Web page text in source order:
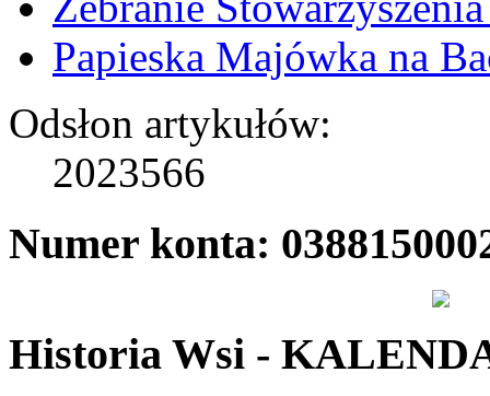
Papieska Majówka na
Odsłon artykułów:
2023566
Numer konta:
Historia Wsi -